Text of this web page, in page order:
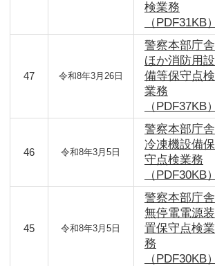
検業務
（PDF31KB）
47 令和8年3月26日
警察本部庁舎
ほか消防用設
備等保守点検
業務
（PDF37KB）
46 令和8年3月5日
警察本部庁舎
冷凍機設備保
守点検業務
（PDF30KB）
45 令和8年3月5日
警察本部庁舎
無停電電源装
置保守点検業
務
（PDF30KB）